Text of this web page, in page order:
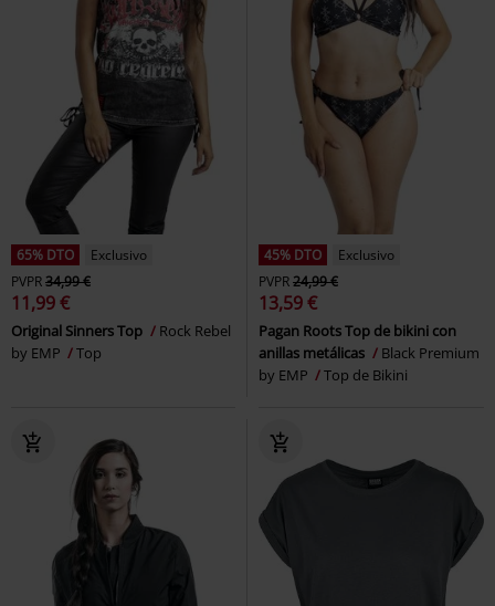
65% DTO
Exclusivo
PVPR34,99 €
11,99 €
Original Sinners Top
Rock Rebel
by EMP
Top
45% DTO
Exclusivo
PVPR24,99 €
13,59 €
Pagan Roots Top de bikini con
anillas metálicas
Black Premium
by EMP
Top de Bikini